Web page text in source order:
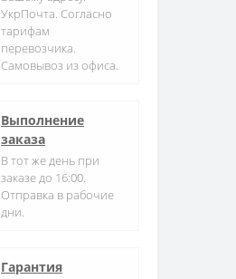
УкрПочта. Согласно
тарифам
перевозчика.
Самовывоз из офиса.
Выполнение
заказа
В тот же день при
заказе до 16:00.
Отправка в рабочие
дни.
Гарантия